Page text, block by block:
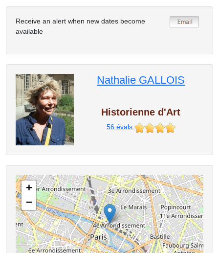
Receive an alert when new dates become
available
Nathalie GALLOIS
Historienne d'Art
56évals
+
−